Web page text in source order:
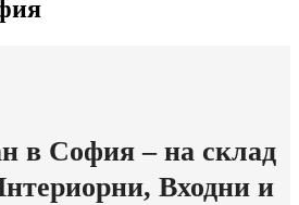
в София – на склад
Входни и